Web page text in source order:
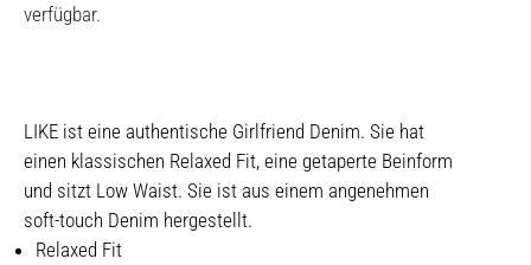
verfügbar.
LIKE ist eine authentische Girlfriend Denim. Sie hat
einen klassischen Relaxed Fit, eine getaperte Beinform
und sitzt Low Waist. Sie ist aus einem angenehmen
soft-touch Denim hergestellt.
Relaxed Fit